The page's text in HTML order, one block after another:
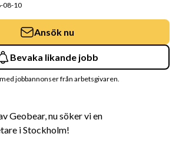
Geobear, nu söker vi en
i Stockholm!
08-10
Ansök nu
Bevaka likande jobb
jobbannonser från arbetsgivaren.